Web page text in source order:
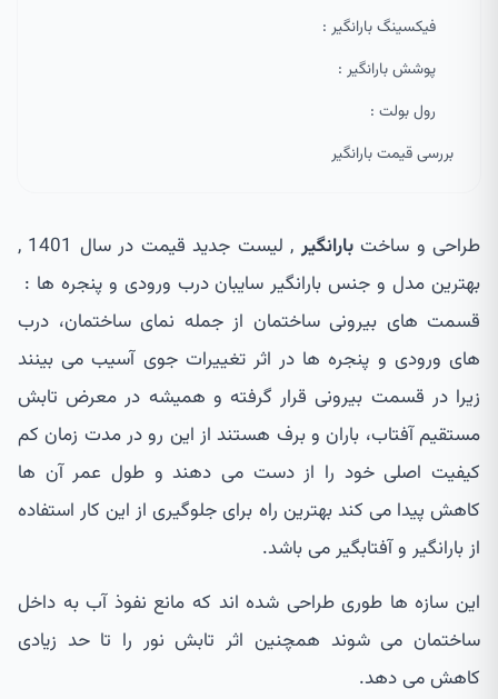
فیکسینگ بارانگیر :
پوشش بارانگیر :
رول بولت :
بررسی قیمت بارانگیر
طراحی و ساختبارانگیر
, لیست جدید قیمت در سال 1401 ,
بهترین مدل و جنس بارانگیر سایبان درب ورودی و پنجره ها :
قسمت های بیرونی ساختمان از جمله نمای ساختمان، درب
های ورودی و پنجره ها در اثر تغییرات جوی آسیب می بینند
زیرا در قسمت بیرونی قرار گرفته و همیشه در معرض تابش
مستقیم آفتاب، باران و برف هستند از این رو در مدت زمان کم
کیفیت اصلی خود را از دست می دهند و طول عمر آن ها
کاهش پیدا می کند بهترین راه برای جلوگیری از این کار استفاده
از بارانگیر و آفتابگیر می باشد.
این سازه ها طوری طراحی شده اند که مانع نفوذ آب به داخل
ساختمان می شوند همچنین اثر تابش نور را تا حد زیادی
کاهش می دهد.